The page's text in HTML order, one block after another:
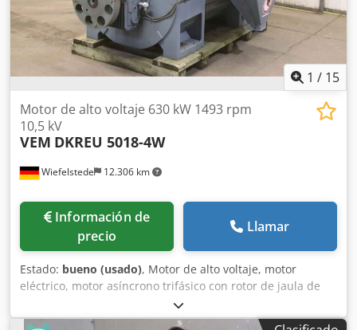
1 / 15
Wiefelstede 12.306 km
Motor de alto voltaje 630 kW 1493 rpm
10,5 kV
VEM DKREU 5018-4W
Información de
precio
Llamar
Estado: bueno (usado), Motor de alto voltaje, motor
eléctrico, motor asíncrono trifásico con rotor de jaula de
ardilla -Potencia: 630 kW -Voltaje: 10500 V -Velocidad: 1493
rpm -Eje: Ø 65 x 140 mm -Diseño: B3 -Clase de protección: